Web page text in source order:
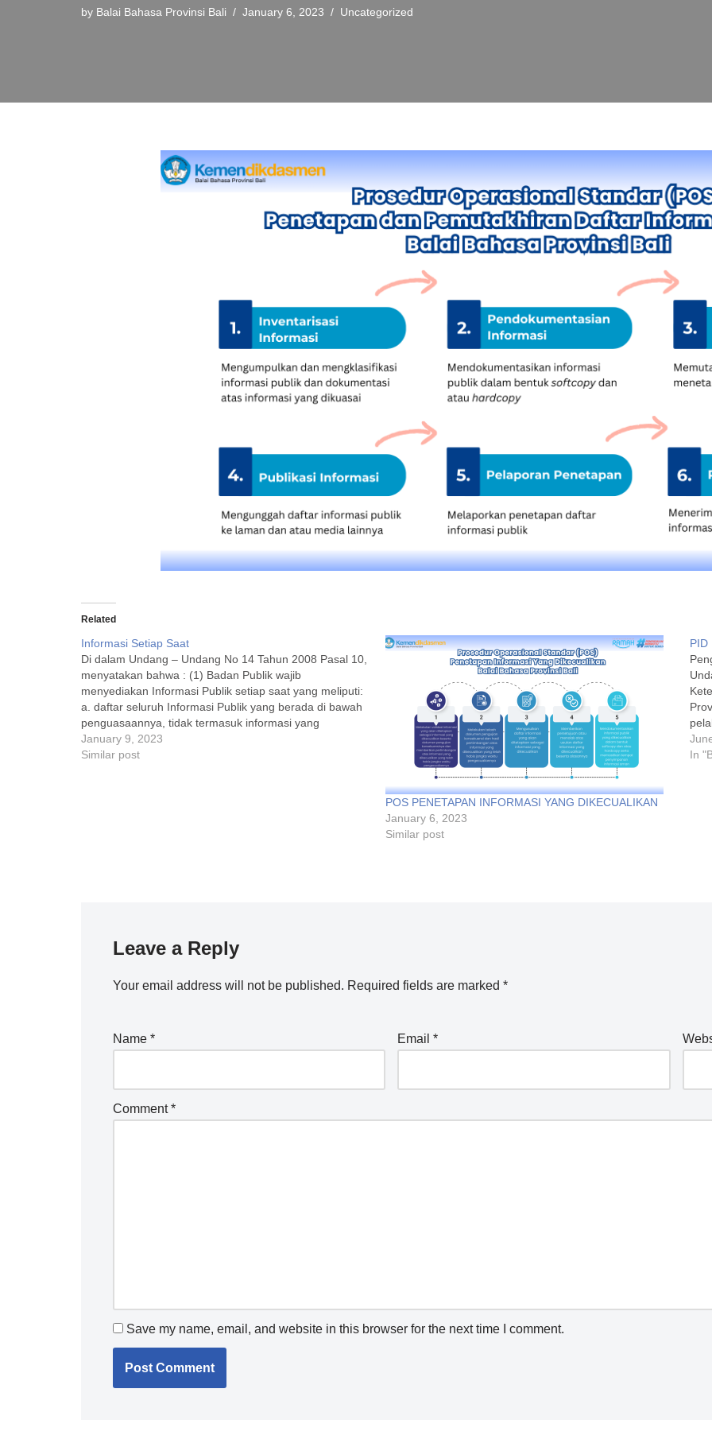
by Balai Bahasa Provinsi Bali January 6, 2023 Uncategorized
Related
Informasi Setiap Saat
Di dalam Undang – Undang No 14 Tahun 2008 Pasal 10,
menyatakan bahwa : (1) Badan Publik wajib
menyediakan Informasi Publik setiap saat yang meliputi:
a. daftar seluruh Informasi Publik yang berada di bawah
penguasaannya, tidak termasuk informasi yang
dikecualikan;b. hasil keputusan Badan Publik dan
pertimbangannya;c. seluruh kebijakan yang ada…
January 9, 2023
Similar post
POS PENETAPAN INFORMASI YANG DIKECUALIKAN
January 6, 2023
Similar post
PID
In
Leave a Reply
Your email address will not be published. Required fields are marked *
Name * Email*
Comment*
Save my name, email, and website in this browser for the next time I comment.